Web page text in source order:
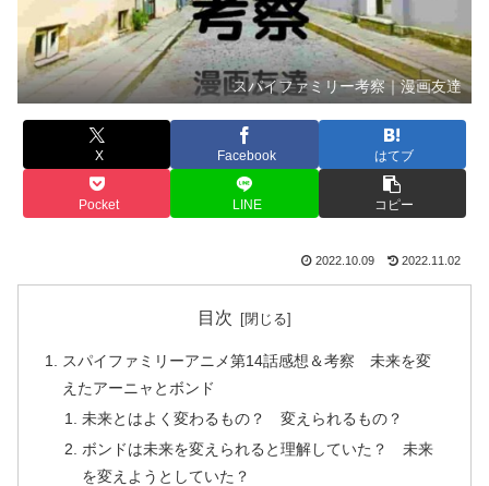
スパイファミリー考察｜漫画友達
X Facebook はてブ
Pocket LINE コピー
2022.10.09 2022.11.02
目次
スパイファミリーアニメ第14話感想＆考察 未来を変
えたアーニャとボンド
未来とはよく変わるもの？ 変えられるもの？
ボンドは未来を変えられると理解していた？ 未来
を変えようとしていた？